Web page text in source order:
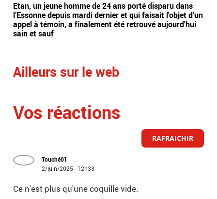
Etan, un jeune homme de 24 ans porté disparu dans
l’Essonne depuis mardi dernier et qui faisait l'objet d'un
appel à témoin, a finalement été retrouvé aujourd'hui
sain et sauf
Ailleurs sur le web
Vos réactions
RAFRAICHIR
Touché01
2/juin/2025 - 12h33
Ce n'est plus qu'une coquille vide.